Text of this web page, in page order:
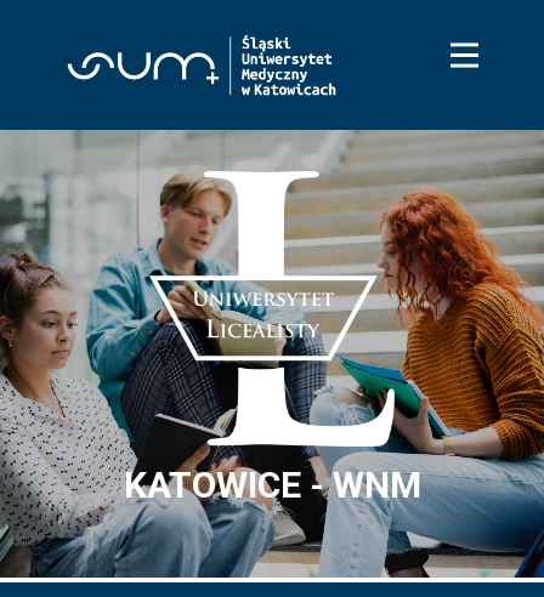
WNM Katowice
WNM Zabrze
WNF Sosnowiec
WNOZ Katowice
WZP Bytom
KATOWICE - WNM